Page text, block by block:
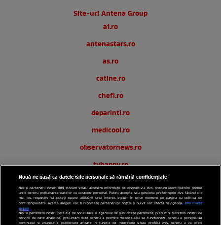
Site-uri Antena Group
a1.ro
antenastars.ro
as.ro
catine.ro
chefi.ro
deparinti.ro
medicool.ro
observatornews.ro
tvhappy.ro
useit.ro
zutv.ro
Trends AntenaPLAY
Nouă ne pasă ca datele tale personale să rămână confidențiale
Noi și partenerii noștri589 stocăm și/sau accesăm informații pe dispozitivul dvs., precum identificatorii cookie
unici pentru prelucrarea datelor cu caracter personal. Puteți accepta sau gestiona preferințele dvs. făcând clic
mai jos, respectiv vă puteți opune utilizării unui interes legitim în orice moment pe pagina cu politica de
confidențialitate. Aceste alegeri vor fi raportate partenerilor noștri și nu vă vor afecta navigarea. Mai multe
detalii
Noi si partenerii nostri (retelele de socializare si agentiile de publicitate partenere, precum si furnizorii nostri de
servicii de date analitice) prelucram date pentru a permite website-ului sa functioneze, pentru a personaliza
continutul si anunturile publicitare afisate in functie de interesele si/sau profilul dvs., pentru a va oferi